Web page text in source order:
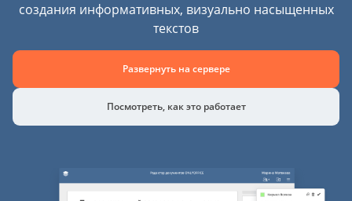
создания информативных, визуально насыщенных
текстов
Развернуть на сервере
Посмотреть, как это работает